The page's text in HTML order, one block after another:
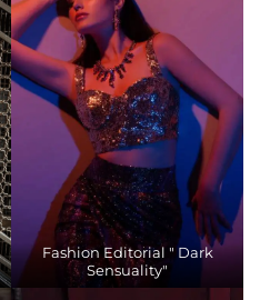
Fashion Editorial " Dark
Sensuality"